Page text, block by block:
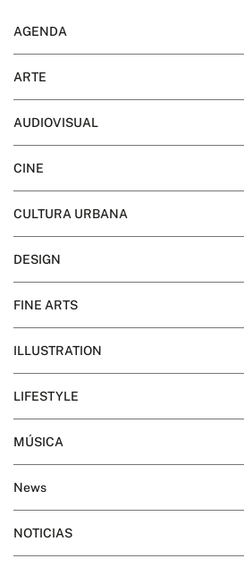
AGENDA
ARTE
AUDIOVISUAL
CINE
CULTURA URBANA
DESIGN
FINE ARTS
ILLUSTRATION
LIFESTYLE
MÚSICA
News
NOTICIAS